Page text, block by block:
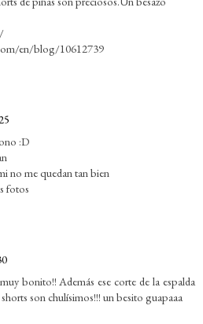
en/blog/10612739
:D
no me quedan tan bien
fotos
bonito!! Además ese corte de la espalda
son chulísimos!!! un besito guapaaa